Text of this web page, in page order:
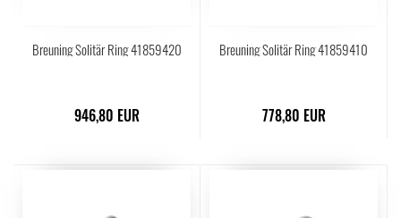
Breuning Solitär Ring 41859420
946,80 EUR
Breuning Solitär Ring 41859410
778,80 EUR